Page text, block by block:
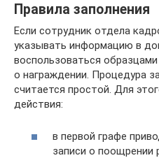
Правила заполнения
Если сотрудник отдела
указывать информацию в
воспользоваться
о награждении. Процедура
считается простой. Для
действия:
в первой графе
записи о поощрении